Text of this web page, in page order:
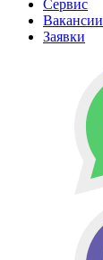
Сервис
Вакансии
Заявки